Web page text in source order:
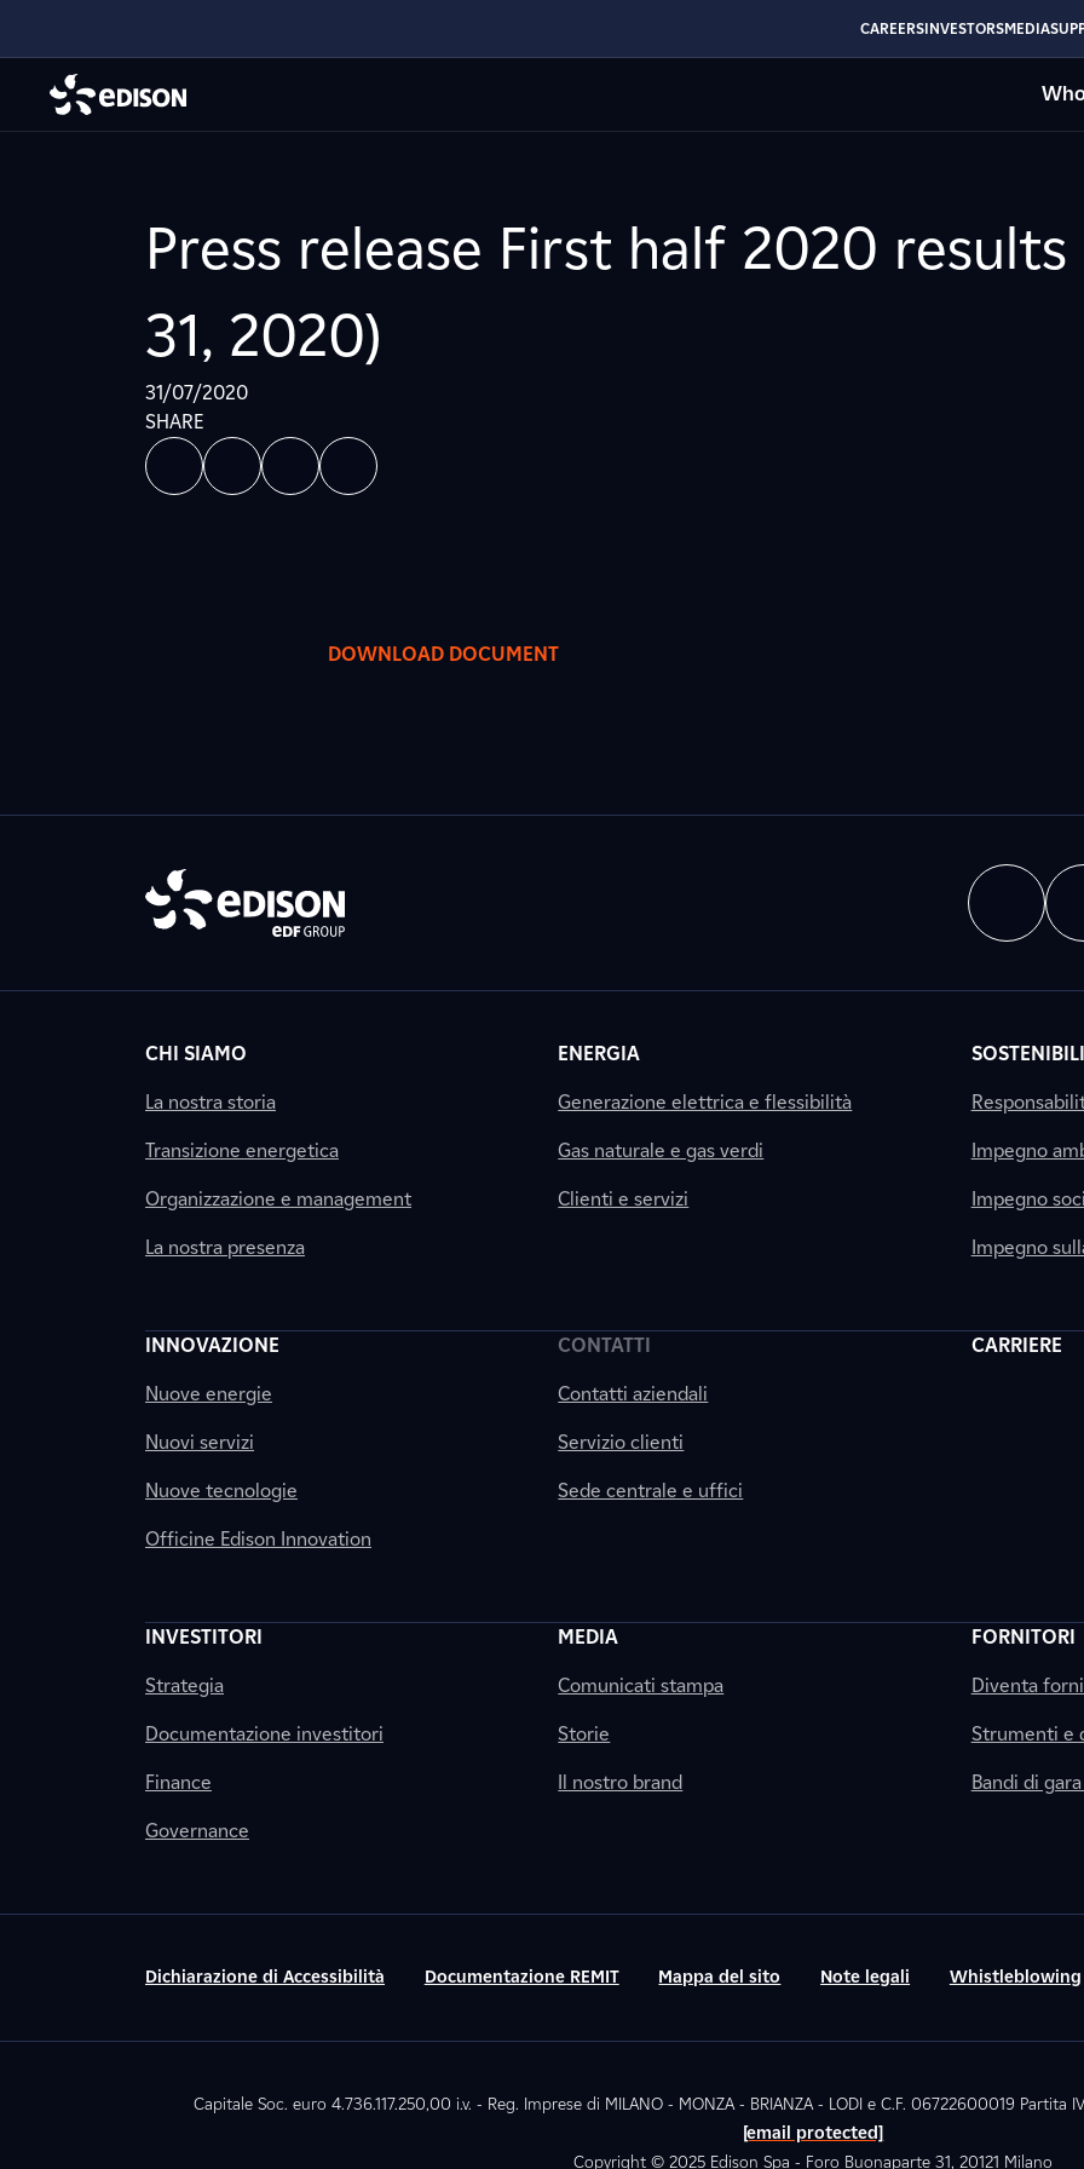
CAREERSINVESTORSMEDIA
Press release First half 2020
31, 2020)
31/07/2020
SHARE
DOWNLOAD DOCUMENT
CHI SIAMO
La nostra storia
Transizione energetica
Organizzazione e management
La nostra presenza
ENERGIA
Generazione elettrica e flessibilità
Gas naturale e gas verdi
Clienti e servizi
Impegno
Impegno
Impegno
INNOVAZIONE
Nuove energie
Nuovi servizi
Nuove tecnologie
Officine Edison Innovation
CONTATTI
Contatti aziendali
Servizio clienti
Sede centrale e uffici
CARRIERE
INVESTITORI
Strategia
Documentazione investitori
Finance
Governance
MEDIA
Comunicati stampa
Storie
Il nostro brand
FORNITORI
Diventa
Strumenti e
Bandi di
Dichiarazione di Accessibilità Documentazione REMIT Mappa del sito Note legali Whistleblowing
Capitale Soc. euro 4.736.117.250,00 i.v. - Reg. Imprese di MILANO - MONZA - BRIANZA - LODI e C.F. 06722600019 Partita
[email protected]
Copyright © 2025 Edison Spa - Foro Buonaparte 31, 20121 Milano